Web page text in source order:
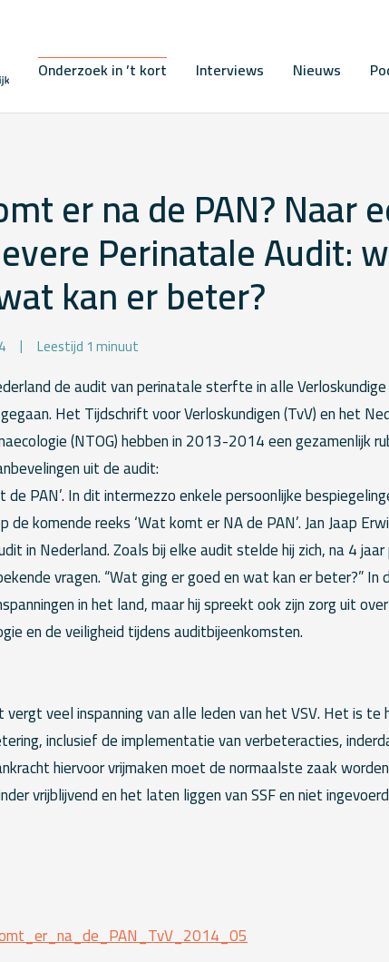
Onderzoek in ’t kort Interviews Nieuws
er na de PAN? Naar
Perinatale Audit:
kan er beter?
Leestijd 1 minuut
de audit van perinatale sterfte in alle
Het Tijdschrift voor Verloskundigen (TvV) en het
(NTOG) hebben in 2013-2014 een gezamenlijk
uit de audit:
de PAN’. In dit intermezzo enkele persoonlijke
de komende reeks ‘Wat komt er NA de PAN’. Jan Jaap
in Nederland. Zoals bij elke audit stelde hij zich, na 4
vragen. “Wat ging er goed en wat kan er beter?”
in het land, maar hij spreekt ook zijn zorg uit
en de veiligheid tijdens auditbijeenkomsten.
veel inspanning van alle leden van het VSV. Het is
inclusief de implementatie van verbeteracties,
hiervoor vrijmaken moet de normaalste zaak
vrijblijvend en het laten liggen van SSF en niet